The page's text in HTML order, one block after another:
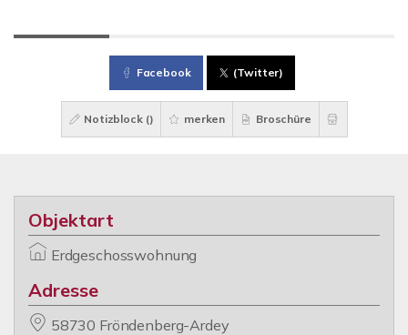
Facebook (Twitter)
Notizblock () merken Broschüre
Objektart
Erdgeschosswohnung
Adresse
58730 Fröndenberg-Ardey